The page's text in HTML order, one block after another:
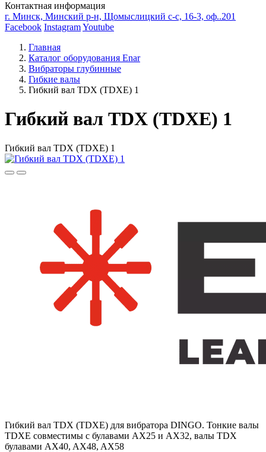
Контактная информация
г. Минск, Минский р-н, Щомыслицкий с-с, 16-3, оф..201
Facebook InstagramYoutube
Главная
Каталог оборудования Enar
Вибраторы глубинные
Гибкие валы
Гибкий вал TDX (TDXE) 1
Гибкий вал TDX (TDXE) 1
Гибкий вал TDX (TDXE) 1
Гибкий вал TDX (TDXE) для вибратора DINGO. Тонкие валы
TDXE совместимы с булавами AX25 и AX32, валы TDX
булавами AX40, AX48, AX58